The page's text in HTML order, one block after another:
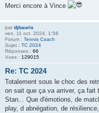
Merci encore à Vince
par djbauris
ven. 11 oct. 2024, 1:58
Forum : Tennis Coach
Sujet : TC 2024
Réponses : 66
Vues : 129015
Re: TC 2024
Totalement sous le choc des
on sait que ça va arriver, ça
Stan... Que d'émotions, de
play, d abnégation, de